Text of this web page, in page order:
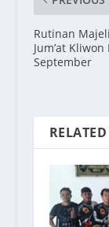
Rutinan
Jum’at
September